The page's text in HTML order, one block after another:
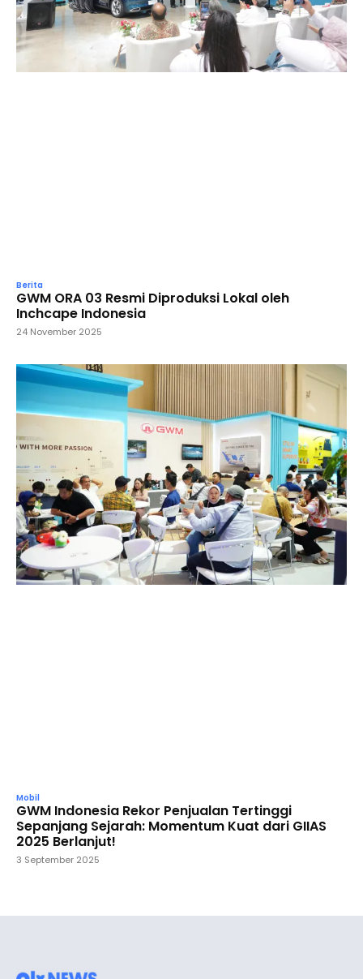
Berita
GWM ORA 03 Resmi Diproduksi Lokal oleh
Inchcape Indonesia
24 November 2025
Mobil
GWM Indonesia Rekor Penjualan Tertinggi
Sepanjang Sejarah: Momentum Kuat dari GIIAS
2025 Berlanjut!
3 September 2025